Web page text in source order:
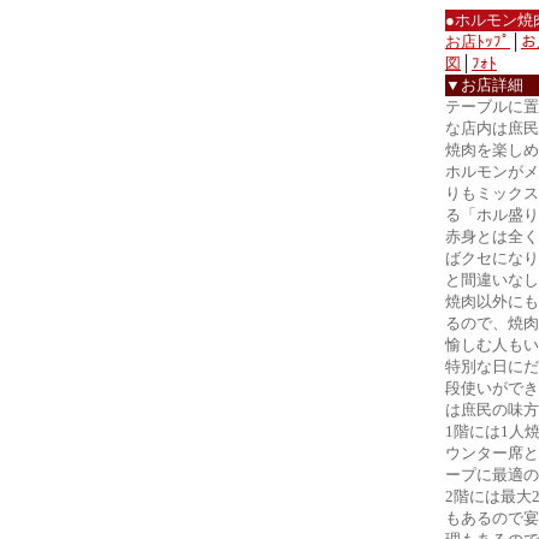
●ホルモン
お店ﾄｯﾌﾟ
図
ﾌｫﾄ
▼お店詳細
テーブルに
な店内は庶
焼肉を楽し
ホルモンが
りもミック
る「ホル盛
赤身とは全
ばクセにな
と間違いな
焼肉以外に
るので、焼
愉しむ人も
特別な日に
段使いがで
は庶民の味
1階には1人
ウンター席
ープに最適
2階には最大
もあるので